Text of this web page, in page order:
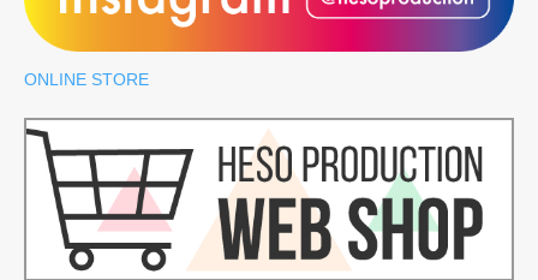
ONLINE STORE